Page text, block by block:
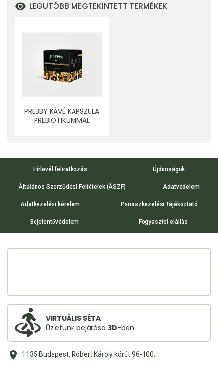
LEGUTÓBB MEGTEKINTETT TERMÉKEK
PREBBY KÁVÉ KAPSZULA
PREBIOTIKUMMAL
Hírlevél feliratkozás Újdonságok
Általános Szerződési Feltételek (ÁSZF) Adatvédelem
Adatkezelési kérelem Panaszkezelési Tájékoztató
Bejelentővédelem Fogyasztói elállás
VIRTUÁLIS SÉTA
Üzletünk bejárása 3D-ben
1135 Budapest, Róbert Károly körút 96-100.